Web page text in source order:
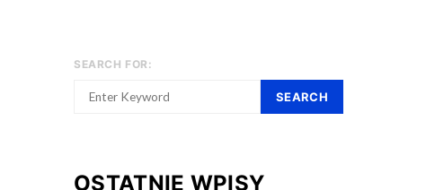
SEARCH FOR:
SEARCH
OSTATNIE WPISY